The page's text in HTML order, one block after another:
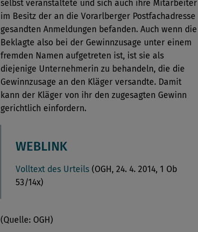
selbst veranstaltete und sich auch ihre Mitarbeiter
im Besitz der an die Vorarlberger Postfachadresse
gesandten Anmeldungen befanden. Auch wenn die
Beklagte also bei der Gewinnzusage unter einem
fremden Namen aufgetreten ist, ist sie als
diejenige Unternehmerin zu behandeln, die die
Gewinnzusage an den Kläger versandte. Damit
kann der Kläger von ihr den zugesagten Gewinn
gerichtlich einfordern.
WEBLINK
Volltext des Urteils (OGH, 24. 4. 2014, 1 Ob
53/14x)
(Quelle: OGH)